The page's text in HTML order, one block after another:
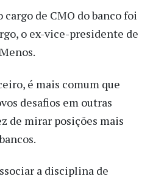
cargo de CMO do banco foi
o ex-vice-presidente de
é mais comum que
desafios em outras
de mirar posições mais
a disciplina de